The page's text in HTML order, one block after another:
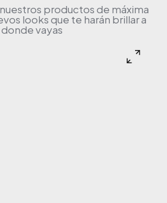
productos de máxima
looks que te harán brillar a
donde vayas